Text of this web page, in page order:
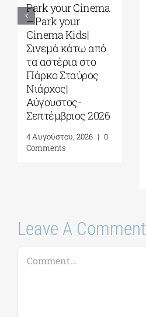
Park your Cinema
– Park your
Cinema Kids|
Σινεμά κάτω από
τα αστέρια στο
Πάρκο Σταύρος
Νιάρχος|
Αύγουστος-
Σεπτέμβριος 2026
4 Αυγούστου, 2026 | 0
Comments
Leave A Comment
Comment